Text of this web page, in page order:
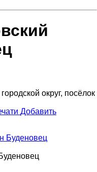
округ, посёлок
Добавить